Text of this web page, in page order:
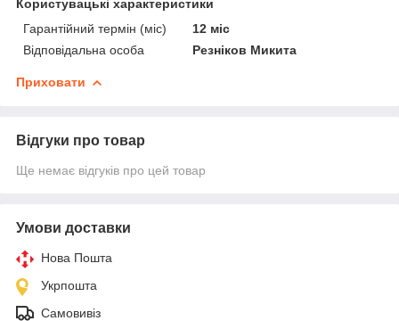
Користувацькі характеристики
Гарантійний термін (міс)
12 міс
Відповідальна особа
Резніков Микита
Приховати
Відгуки про товар
Ще немає відгуків про цей товар
Умови доставки
Нова Пошта
Укрпошта
Самовивіз